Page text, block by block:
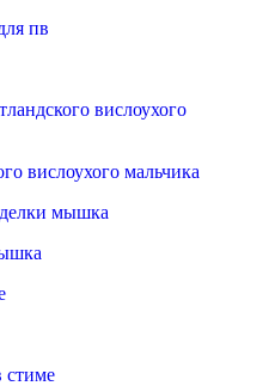
вислоухого мальчика